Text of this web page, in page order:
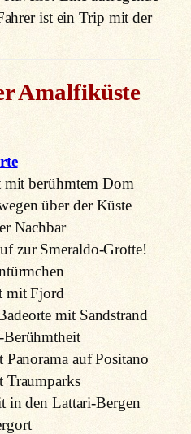
ist ein Trip mit der
Amalfiküste
berühmtem Dom
über der Küste
Nachbar
zur Smeraldo-Grotte!
mit Fjord
mit Sandstrand
auf Positano
Traumparks
in den Lattari-Bergen